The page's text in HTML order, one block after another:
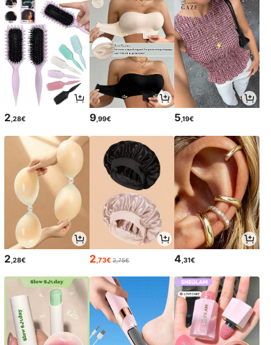
2,28€ 9,99€ 5,19€
2 ,28€ 2 ,73€ 2,75€ 4 ,31€